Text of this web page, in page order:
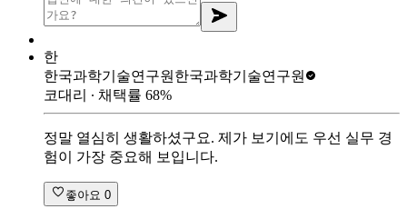
한
한국과학기술연구원 한국과학기술연구원
코대리 ∙ 채택률 68%
정말 열심히 생활하셨구요. 제가 보기에도 우선 실무 경
험이 가장 중요해 보입니다.
좋아요 0